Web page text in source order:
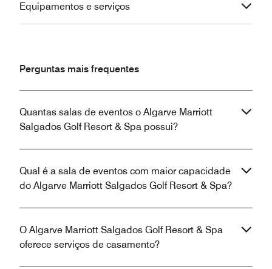
Equipamentos e serviços
Perguntas mais frequentes
Quantas salas de eventos o Algarve Marriott
Salgados Golf Resort & Spa possui?
Qual é a sala de eventos com maior capacidade
do Algarve Marriott Salgados Golf Resort & Spa?
O Algarve Marriott Salgados Golf Resort & Spa
oferece serviços de casamento?